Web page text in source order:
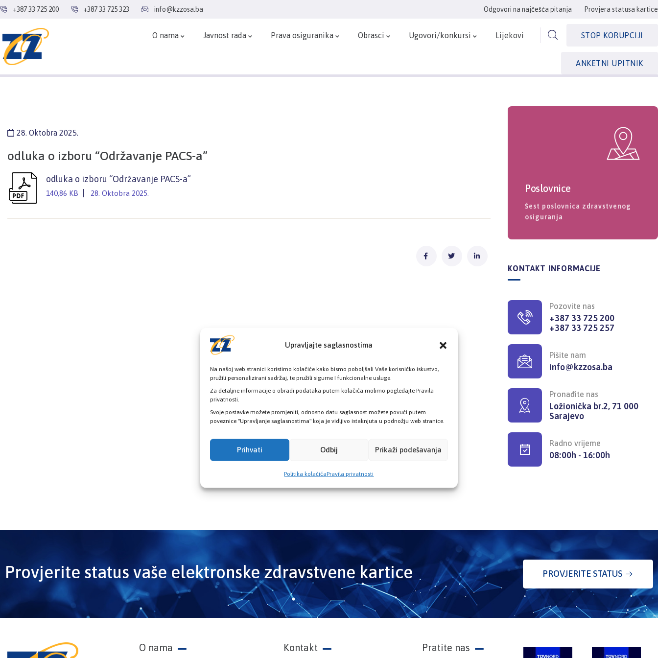
Upravljajte saglasnostima
Na našoj web stranici koristimo kolačiće kako bismo poboljšali Vaše korisničko iskustvo,
pružili personalizirani sadržaj, te pružili sigurne I funkcionalne usluge.
Za detaljne informacije o obradi podataka putem kolačića molimo pogledajte Pravila
privatnosti.
Svoje postavke možete promjeniti, odnosno datu saglasnost možete povući putem
poveznice "Upravljanje saglasnostima" koja je vidljivo istaknjuta u podnožju web stranice.
Prihvati Odbij Prikaži podešavanja
Politika kolačićaPravila privatnosti
+387 33 725 200 +387 33 725 323 info@kzzosa.ba Odgovori na najčešća pitanja Provjera statusa kartice
O nama Javnost rada Prava osiguranika Obrasci Ugovori/konkursi Lijekovi STOP KORUPCIJI
ANKETNI UPITNIK
28. Oktobra 2025.
odluka o izboru “Održavanje PACS-a”
odluka o izboru “Održavanje PACS-a”
140,86 KB 28. Oktobra 2025. Poslovnice
Šest poslovnica zdravstvenog
osiguranja
KONTAKT INFORMACIJE
Pozovite nas
+387 33 725 200
+387 33 725 257
Pišite nam
info@kzzosa.ba
Pronađite nas
Ložionička br.2, 71 000
Sarajevo
Radno vrijeme
08:00h - 16:00h
Provjerite status vaše elektronske zdravstvene kartice PROVJERITE STATUS
O nama Kontakt Pratite nas